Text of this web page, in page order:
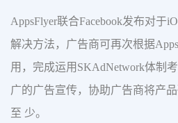
AppsFlyer联合Facebook发布对于
解决方法，广告商可再次根据
用，完成运用SKAdNetwork体制
广的广告宣传，协助广告商将产
至 少。